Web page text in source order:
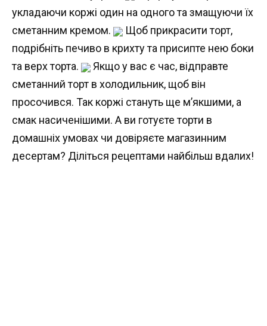
укладаючи коржі один на одного та змащуючи їх
сметанним кремом.
Щоб прикрасити торт,
подрібніть печиво в крихту та присипте нею боки
та верх торта.
Якщо у вас є час, відправте
сметанний торт в холодильник, щоб він
просочився. Так коржі стануть ще м’якшими, а
смак насиченішими. А ви готуєте торти в
домашніх умовах чи довіряєте магазинним
десертам? Діліться рецептами найбільш вдалих!